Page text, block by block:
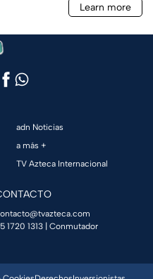
adn Noticias
a más +
TV Azteca Internacional
1720 1313 | Conmutador